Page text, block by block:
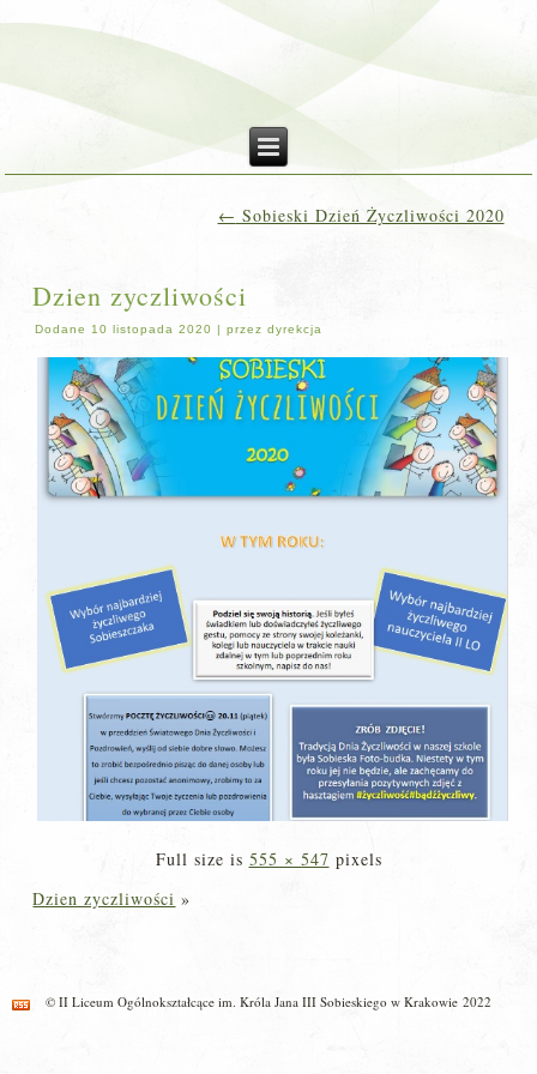
← Sobieski Dzień Życzliwości 2020
Dzien zyczliwości
Dodane 10 listopada 2020 |przez dyrekcja
Full size is 555 × 547 pixels
Dzien zyczliwości »
© II Liceum Ogólnokształcące im. Króla Jana III Sobieskiego w Krakowie 2022